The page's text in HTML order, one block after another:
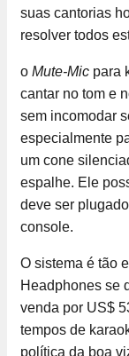
suas cantorias
resolver todos
o Mute-Mic para
cantar no tom e
sem incomodar
especialmente
um cone
espalhe. Ele
deve ser
console.
O sistema é tão
Headphones se
venda por US$
tempos de
política da boa